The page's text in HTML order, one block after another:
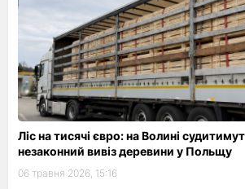
Ліс на тисячі євро: на Волині
незаконний вивіз деревини у Польщу
06 травня 2026, 15:16